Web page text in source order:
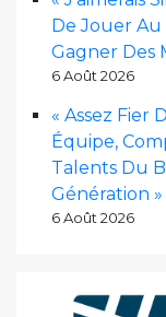
De Jouer
Gagner Des
6 Août 2026
« Assez Fier
Équipe,
Talents Du
Génération »
6 Août 2026